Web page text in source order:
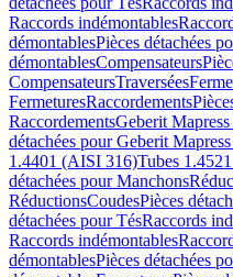
Raccords indémontables
démontablesPièces détachées
démontablesCompensateurs
CompensateursTraversées
FermeturesRaccordements
RaccordementsGeberit
détachées pour Geberit
1.4401 (AISI 316)Tubes
détachées pour Manchons
RéductionsCoudesPièces
détachées pour TésRaccords
Raccords indémontables
démontablesPièces détachées